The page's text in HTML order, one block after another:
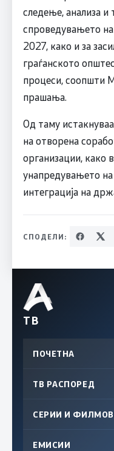
следење, анализа и
спроведувањето
2027, како и за
граѓанското
процеси, соопшти
прашања.
Од таму
на отворена
организации, како
унапредувањето
интеграција на
СПОДЕЛИ:
ТВ
ПОЧЕТНА
ТВ РАСПОРЕД
СЕРИИ И
ЕМИСИИ